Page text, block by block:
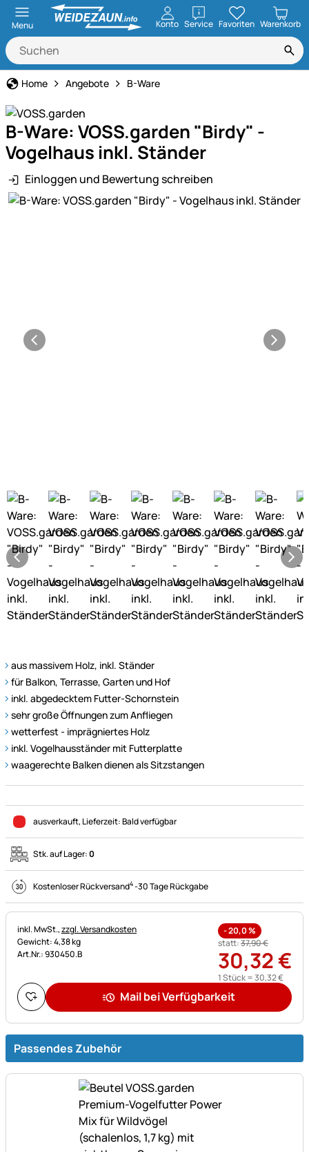
Menu Konto ServiceöffnenFavoriten Warenkorb
Home Angebote B-Ware
B-Ware: VOSS.garden "Birdy" -
Vogelhaus inkl. Ständer
Einloggen und Bewertung schreiben
Produktgalerie
aus massivem Holz, inkl. Ständer
für Balkon, Terrasse, Garten und Hof
inkl. abgedecktem Futter-Schornstein
sehr große Öffnungen zum Anfliegen
wetterfest - imprägniertes Holz
inkl. Vogelhausständer mit Futterplatte
waagerechte Balken dienen als Sitzstangen
ausverkauft, Lieferzeit:Bald verfügbar
Stk. auf Lager:0
Kostenloser Rückversand4-30 Tage Rückgabe
Steuerhinweis:
inkl. MwSt.,zzgl. Versandkosten
Gewicht: 4,38 kg
Art.Nr.: 930450.B
-20,0%
statt:37,90€
30,32€
1 Stück =30,32€
Mail bei Verfügbarkeit
Passendes Zubehör